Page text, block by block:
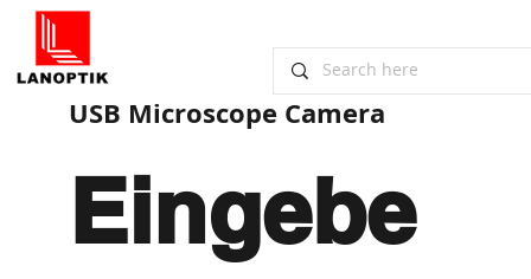
Eingebe
USB Microscope Camera